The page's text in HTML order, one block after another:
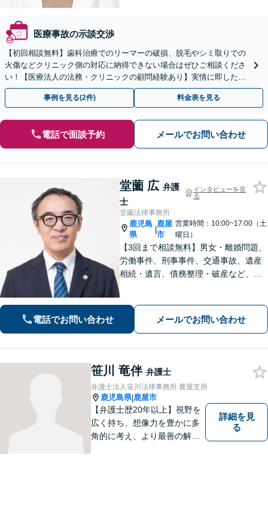
医療事故の示談交渉
【初回相談無料】歯科治療でのリーマーの破損、脱毛やシミ取りでの
火傷などクリニック側の対応に納得できない場合はぜひご相談くださ
い！【医療法人の法務・クリニックの顧問経験あり】実情に即したア
ドバイスで、納得のできるトラブルの解決を目指します。
事例を見る(2件) 料金表を見る
電話で面談予約 メールでお問い合わせ
堂薗 広 弁護
士
インタビューを見
る
堂薗法律事務所
鹿児島
県
|
鹿屋
市
営業時間：10:00~17:00（土
曜日）
【3回まで相談無料】男女・離婚問題、
労働事件、刑事事件、交通事故、遺産
相続・遺言、債務整理・破産など、幅
ない場合、まずは堂園法律事務所まで
ご相談ください。
電話でお問い合わせ メールでお問い合わせ
笹川 竜伴 弁護士
弁護士法人笹川法律事務所 鹿屋支所
鹿児島県|鹿屋市
【弁護士歴20年以上】視野を
広く持ち、想像力を豊かに多
角的に考え、より最善の解決
詳細を見
る